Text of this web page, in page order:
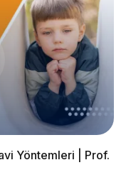
Yöntemleri | Prof.